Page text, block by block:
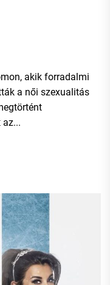
akik forradalmi
a női szexualitás